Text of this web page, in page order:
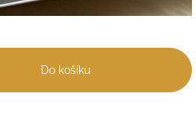
Do košíku